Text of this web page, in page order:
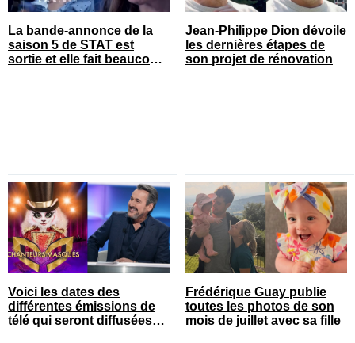
La bande-annonce de la
saison 5 de STAT est
sortie et elle fait beaucoup
Jean-Philippe Dion dévoile
les dernières étapes de
son projet de rénovation
Voici les dates des
différentes émissions de
télé qui seront diffusées
Frédérique Guay publie
toutes les photos de son
mois de juillet avec sa fille